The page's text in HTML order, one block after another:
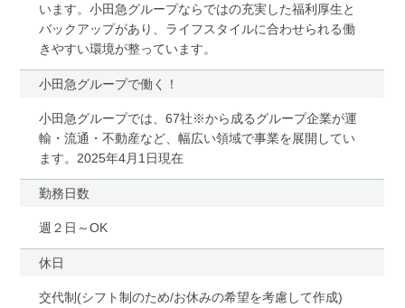
います。小田急グループならではの充実した福利厚生と
バックアップがあり、ライフスタイルに合わせられる働
きやすい環境が整っています。
小田急グループで働く！
小田急グループでは、67社※から成るグループ企業が運
輸・流通・不動産など、幅広い領域で事業を展開してい
ます。2025年4月1日現在
勤務日数
週２日～OK
休日
交代制(シフト制のため/お休みの希望を考慮して作成)